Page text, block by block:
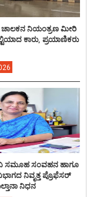
ಚಾಲಕನ ನಿಯಂತ್ರಣ ಮೀರಿ
ಕಾರು, ಪ್ರಯಾಣಿಕರು
ಸಮೂಹ ಸಂವಹನ ಹಾಗೂ
ನಿವೃತ್ತ ಪ್ರೊಫೆಸರ್
ನಿಧನ